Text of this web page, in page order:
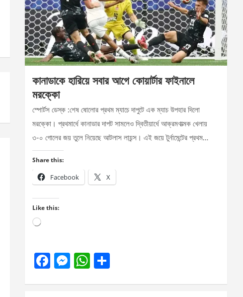
কানাডাকে হারিয়ে সবার আগে কোয়ার্টার ফাইনালে
মরক্কো
স্পোর্টস ডেস্ক :শেষ ষোলোর প্রথম ম্যাচে দাপুটে এক ম্যাচ উপহার দিলো
মরক্কো। প্রথমার্ধে কানাডার দাপট সামলেও দ্বিতীয়ার্ধে আক্রমণাত্মক খেলায়
৩-০ গোলের জয় তুলে নিয়েছে আটলাস লায়ন্স। এই জয়ে টুর্নামেন্টের প্রথম…
Share this:
Facebook X
Like this:
Loading…
F
M W